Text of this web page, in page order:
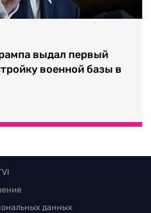
выдал первый
военной базы в
данных